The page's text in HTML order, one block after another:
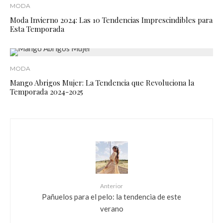
MODA
Moda Invierno 2024: Las 10 Tendencias Imprescindibles para
Esta Temporada
MODA
Mango Abrigos Mujer: La Tendencia que Revoluciona la
Temporada 2024-2025
Anterior
Pañuelos para el pelo: la tendencia de este
verano